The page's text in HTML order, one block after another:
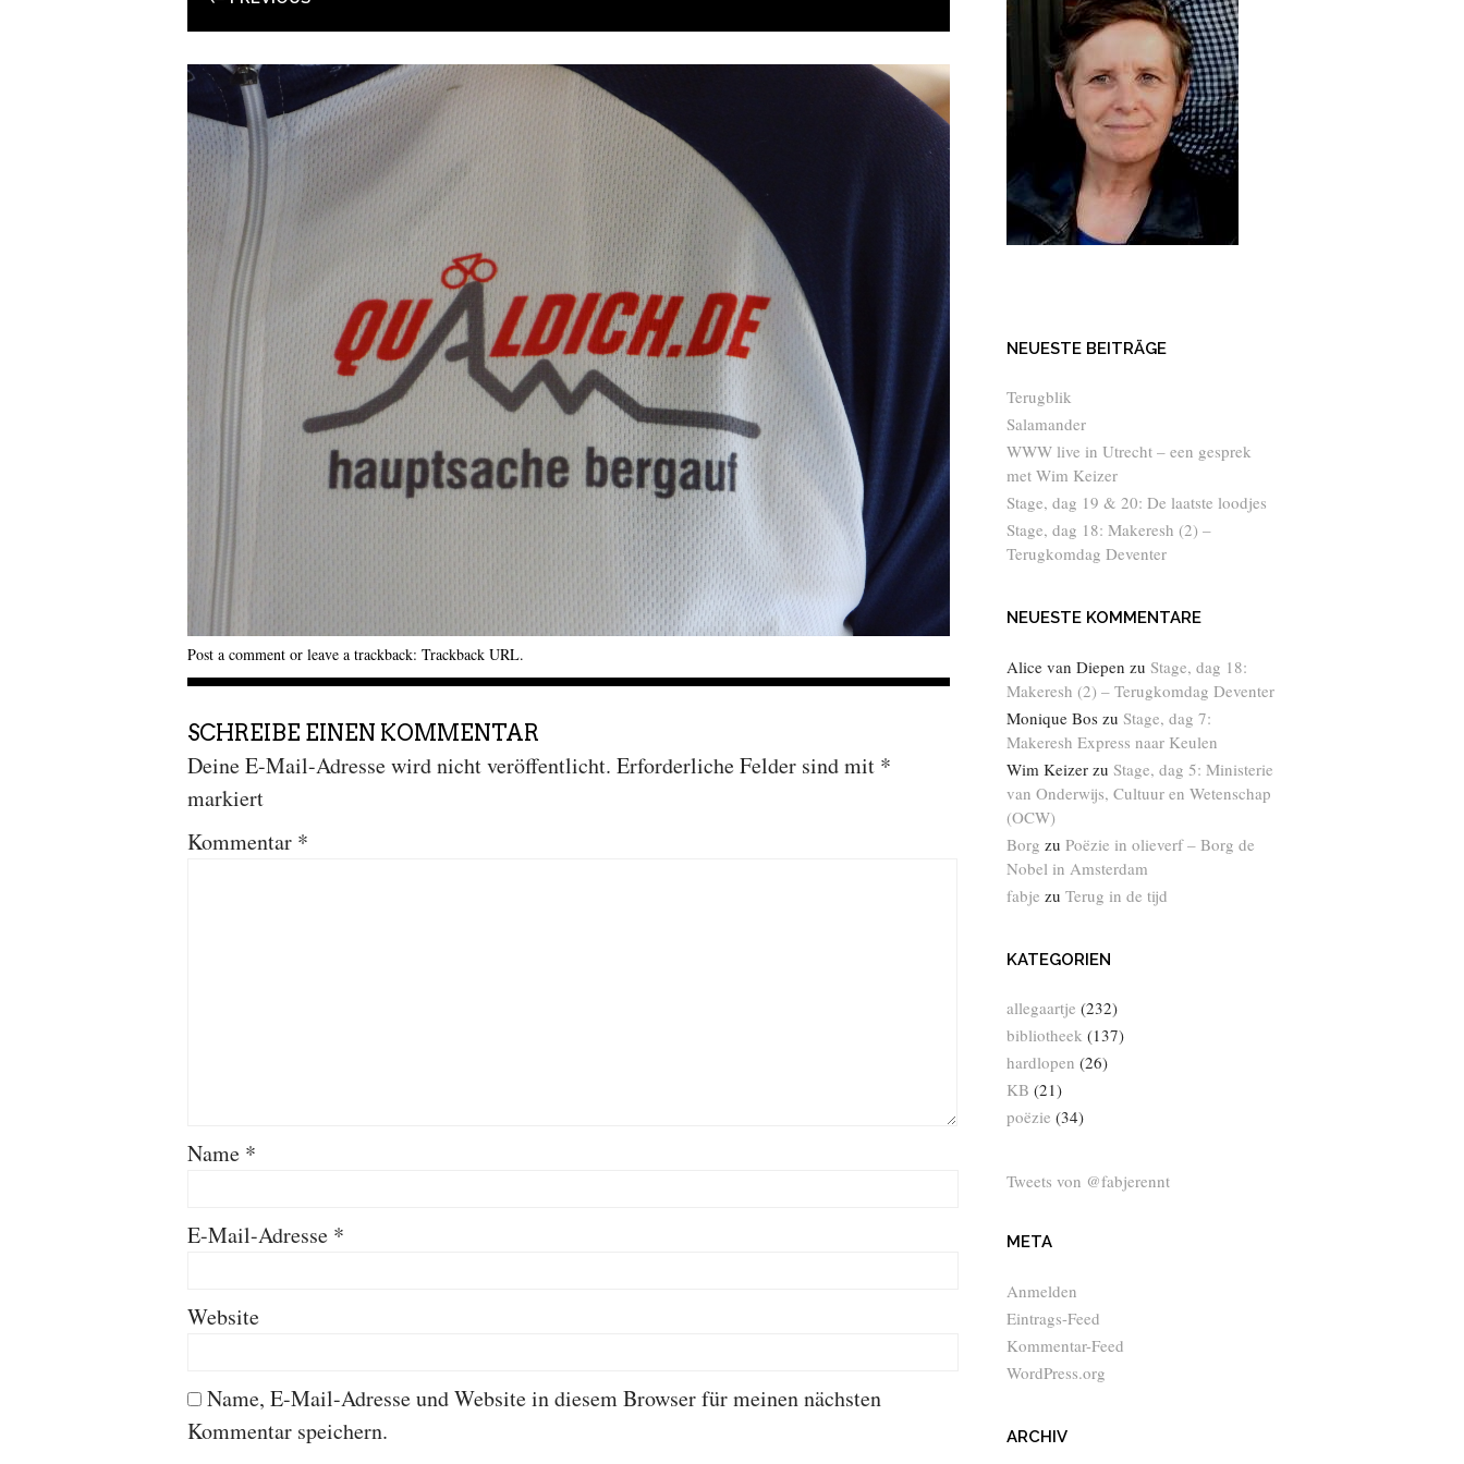
Post a comment or leave a trackback: Trackback URL.
SCHREIBE EINEN KOMMENTAR
Deine E-Mail-Adresse wird nicht veröffentlicht. Erforderliche Felder sind mit *
markiert
Kommentar *
Name *
E-Mail-Adresse *
Website
Name, E-Mail-Adresse und Website in diesem Browser für meinen nächsten
Kommentar speichern.
NEUESTE BEITRÄGE
Terugblik
Salamander
WWW live in Utrecht – een gesprek
met Wim Keizer
Stage, dag 19 & 20: De laatste loodjes
Stage, dag 18: Makeresh (2) –
Terugkomdag Deventer
NEUESTE KOMMENTARE
Alice van Diepen zu Stage, dag 18:
Makeresh (2) – Terugkomdag Deventer
Monique Bos zu Stage, dag 7:
Makeresh Express naar Keulen
Wim Keizer zu Stage, dag 5: Ministerie
van Onderwijs, Cultuur en Wetenschap
(OCW)
Borg zu Poëzie in olieverf – Borg de
Nobel in Amsterdam
fabje zu Terug in de tijd
KATEGORIEN
allegaartje (232)
bibliotheek (137)
hardlopen (26)
KB (21)
poëzie (34)
Tweets von @fabjerennt
META
Anmelden
Eintrags-Feed
Kommentar-Feed
WordPress.org
ARCHIV